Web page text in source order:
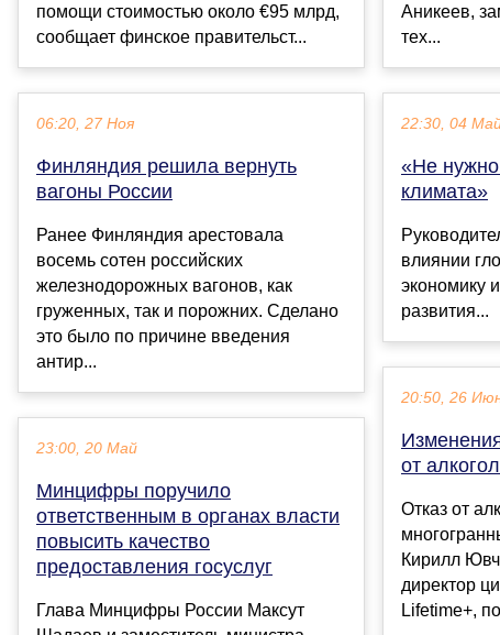
помощи стоимостью около €95 млрд,
сообщает финское правительст...
06:20, 27 Ноя
Финляндия решила вернуть
вагоны России
Ранее Финляндия арестовала
восемь сотен российских
железнодорожных вагонов, как
груженных, так и порожних. Сделано
это было по причине введения
антир...
23:00, 20 Май
Минцифры поручило
ответственным в органах власти
повысить качество
предоставления госуслуг
Глава Минцифры России Максут
Аникеев,
тех...
22:30, 04
«Не нужно
климата»
влиянии
экономику
развития...
20:50, 26
от
Отказ от
Кирилл
директор
Lifetime+,